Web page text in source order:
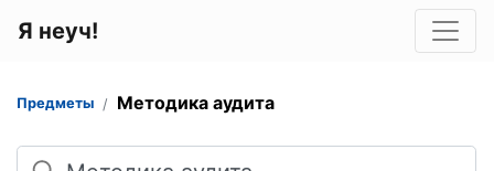
Я неуч!
Предметы Методика аудита
Поиск